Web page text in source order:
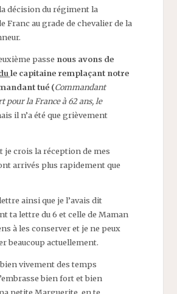
décision du régiment la
Franc au grade de chevalier de la
passe nous avons de
le capitaine remplaçant notre
tué (Commandant
pour la France à 62 ans, le
il n’a été que grièvement
je crois la réception de mes
arrivés plus rapidement que
ainsi que je l’avais dit
ta lettre du 6 et celle de Maman
à les conserver et je ne peux
beaucoup actuellement.
vivement des temps
bien fort et bien